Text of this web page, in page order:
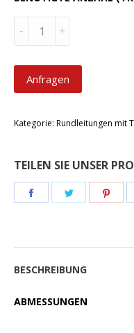
Menge
Anfragen
Kategorie: Rundleitungen mit
TEILEN SIE UNSER
Teilen
Teilen
BESCHREIBUNG
ABMESSUNGEN